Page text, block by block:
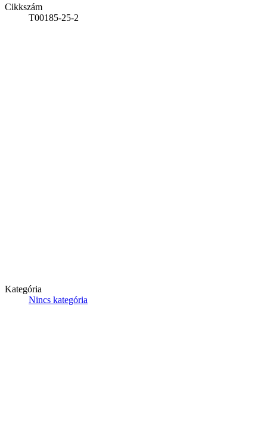
Cikkszám
T00185-25-2
Kategória
Nincs kategória